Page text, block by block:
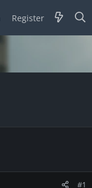
Register
#1